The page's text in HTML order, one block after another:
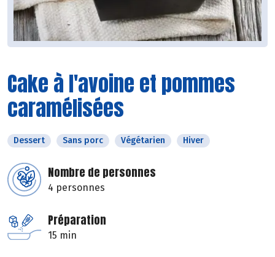
Cake à l'avoine et pommes
caramélisées
Dessert Sans porc Végétarien Hiver
Nombre de personnes
4 personnes
Préparation
15 min